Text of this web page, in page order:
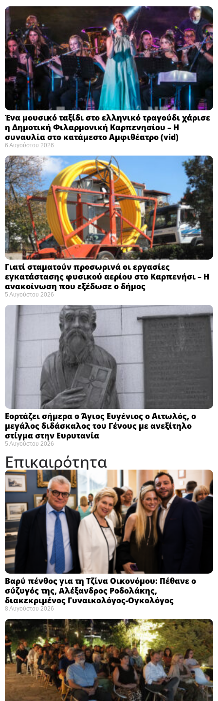
Ένα μουσικό ταξίδι στο ελληνικό τραγούδι χάρισε
η Δημοτική Φιλαρμονική Καρπενησίου – Η
συναυλία στο κατάμεστο Αμφιθέατρο (vid)
6 Αυγούστου 2026
Γιατί σταματούν προσωρινά οι εργασίες
εγκατάστασης φυσικού αερίου στο Καρπενήσι – Η
ανακοίνωση που εξέδωσε ο δήμος
5 Αυγούστου 2026
Εορτάζει σήμερα ο Άγιος Ευγένιος ο Αιτωλός, ο
μεγάλος διδάσκαλος του Γένους με ανεξίτηλο
στίγμα στην Ευρυτανία
5 Αυγούστου 2026
Επικαιρότητα
Βαρύ πένθος για τη Τζίνα Οικονόμου: Πέθανε ο
σύζυγός της, Αλέξανδρος Ροδολάκης,
διακεκριμένος Γυναικολόγος-Ογκολόγος
8 Αυγούστου 2026